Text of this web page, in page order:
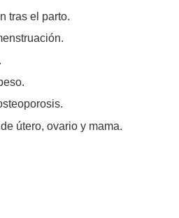
tras el parto.
útero, ovario y mama.